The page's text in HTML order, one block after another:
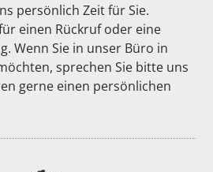
persönlich Zeit für Sie.
einen Rückruf oder eine
Wenn Sie in unser Büro in
sprechen Sie bitte uns
gerne einen persönlichen